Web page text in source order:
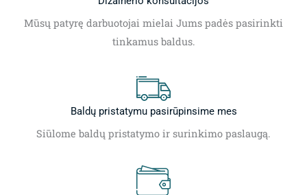
Mūsų patyrę darbuotojai mielai Jums padės pasirinkti
tinkamus baldus.
Baldų pristatymu pasirūpinsime mes
Siūlome baldų pristatymo ir surinkimo paslaugą.